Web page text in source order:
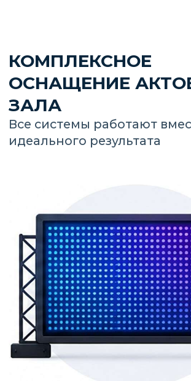
СИСТЕМА УПРАВЛЕНИЯ
Единое управление всеми системами
РАССЧИТАЕМ СТОИМОСТЬ
ПОД
ВАШ АКТОВЫЙ ЗАЛ
Подберём шаг пикселя и размер
полотна под ваше помещение
и подготовим коммерческое
предложение с обоснованием для
закупки. Ответим в течение 24 часов.